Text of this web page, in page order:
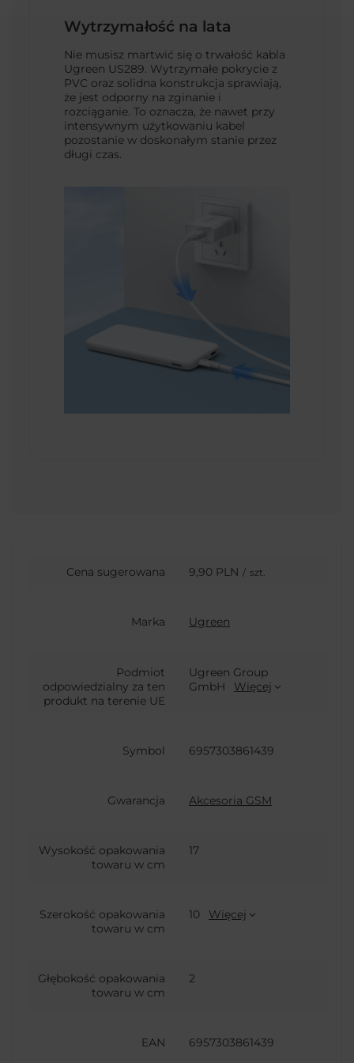
Wytrzymałość na lata
Nie musisz martwić się o trwałość kabla
Ugreen US289. Wytrzymałe pokrycie z
PVC oraz solidna konstrukcja sprawiają,
że jest odporny na zginanie i
rozciąganie. To oznacza, że nawet przy
intensywnym użytkowaniu kabel
pozostanie w doskonałym stanie przez
długi czas.
Cena sugerowana 9,90 PLN / szt.
Marka Ugreen
Podmiot
odpowiedzialny za ten
produkt na terenie UE
Ugreen Group
GmbH
Więcej
Symbol 6957303861439
Gwarancja Akcesoria GSM
Wysokość opakowania
towaru w cm
17
Szerokość opakowania
towaru w cm
10 Więcej
Głębokość opakowania
towaru w cm
2
EAN 6957303861439